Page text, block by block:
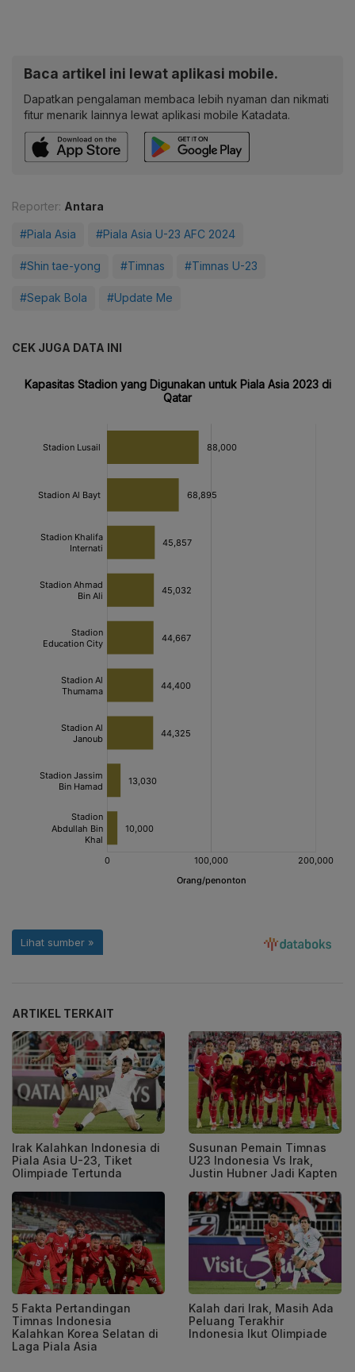
Baca artikel ini lewat aplikasi mobile.
Dapatkan pengalaman membaca lebih nyaman dan nikmati
fitur menarik lainnya lewat aplikasi mobile Katadata.
Reporter: Antara
#Piala Asia #Piala Asia U-23 AFC 2024
#Shin tae-yong #Timnas #Timnas U-23
#Sepak Bola #Update Me
CEK JUGA DATA INI
ARTIKEL TERKAIT
Irak Kalahkan Indonesia di
Piala Asia U-23, Tiket
Olimpiade Tertunda
Susunan Pemain Timnas
U23 Indonesia Vs Irak,
Justin Hubner Jadi Kapten
5 Fakta Pertandingan
Timnas Indonesia
Kalahkan Korea Selatan di
Laga Piala Asia
Kalah dari Irak, Masih Ada
Peluang Terakhir
Indonesia Ikut Olimpiade